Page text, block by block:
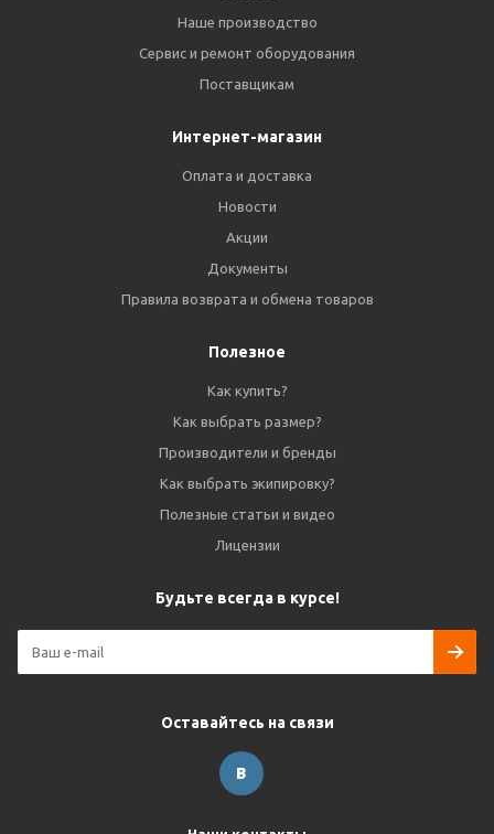
Наше производство
Сервис и ремонт оборудования
Поставщикам
Интернет-магазин
Оплата и доставка
Новости
Акции
Документы
Правила возврата и обмена товаров
Полезное
Как купить?
Как выбрать размер?
Производители и бренды
Как выбрать экипировку?
Полезные статьи и видео
Лицензии
Будьте всегда в курсе!
Оставайтесь на связи